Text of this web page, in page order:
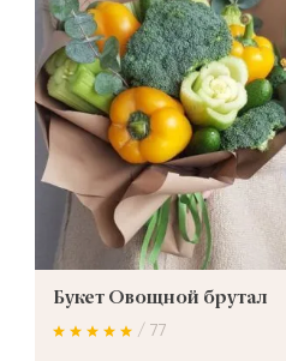
Букет Овощной брутал
/ 77